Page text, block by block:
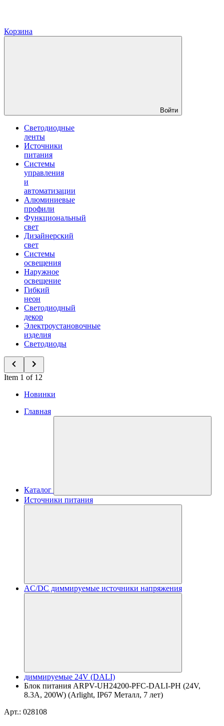
Корзина
Войти
Светодиодные
ленты
Источники
питания
Системы
управления
и
автоматизации
Алюминиевые
профили
Функциональный
свет
Дизайнерский
свет
Системы
освещения
Наружное
освещение
Гибкий
неон
Светодиодный
декор
Электроустановочные
изделия
Светодиоды
Item 1 of 12
Новинки
Главная
Каталог
Источники питания
AC/DC диммируемые источники напряжения
диммируемые 24V (DALI)
Блок питания ARPV-UH24200-PFC-DALI-PH (24V,
8.3A, 200W) (Arlight, IP67 Металл, 7 лет)
Арт.: 028108